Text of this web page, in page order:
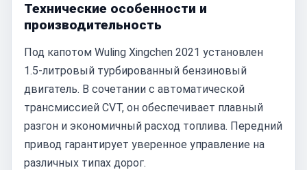
Технические особенности и
производительность
Под капотом Wuling Xingchen 2021 установлен
1.5-литровый турбированный бензиновый
двигатель. В сочетании с автоматической
трансмиссией CVT, он обеспечивает плавный
разгон и экономичный расход топлива. Передний
привод гарантирует уверенное управление на
различных типах дорог.